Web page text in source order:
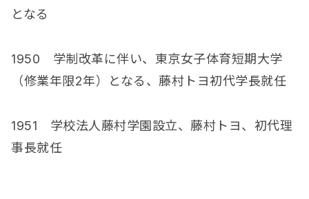
となる
1950 学制改革に伴い、東京女子体育短期大学
（修業年限2年）となる、藤村トヨ初代学長就任
1951 学校法人藤村学園設立、藤村トヨ、初代理
事長就任